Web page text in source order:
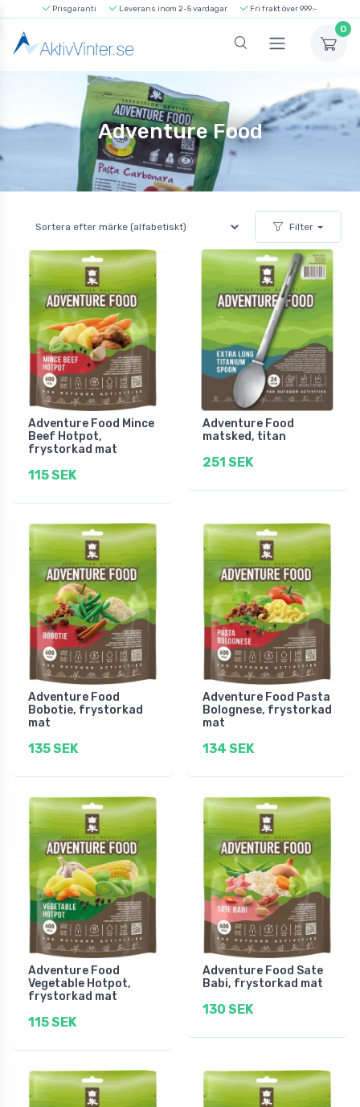
Prisgaranti Leverans inom 2-5 vardagar Fri frakt över 999:-
0
Adventure Food
Filter
Adventure Food Mince
Beef Hotpot,
frystorkad mat
115 SEK
Adventure Food
matsked, titan
251 SEK
Adventure Food
Bobotie, frystorkad
mat
135 SEK
Adventure Food Pasta
Bolognese, frystorkad
mat
134 SEK
Adventure Food
Vegetable Hotpot,
frystorkad mat
115 SEK
Adventure Food Sate
Babi, frystorkad mat
130 SEK